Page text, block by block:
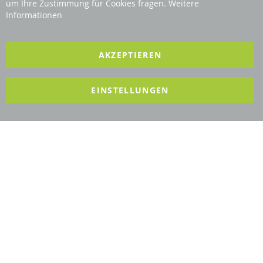
Revisage GmbH
um Ihre Zustimmung für Cookies fragen. Weitere
Informationen
AKZEPTIEREN
EINSTELLUNGEN